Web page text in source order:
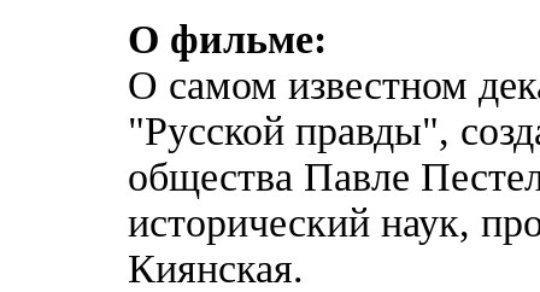
О фильме:
О самом известном
"Русской правды",
общества Павле
исторический наук,
Киянская.